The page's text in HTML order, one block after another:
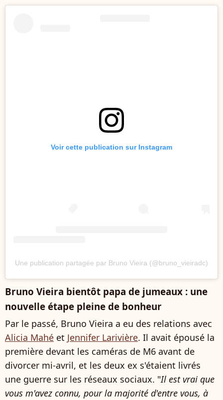
Voir cette publication sur Instagram
Une publication partagée par Bruno Vieira (@bruno_vieiradc)
Bruno Vieira bientôt papa de jumeaux : une
nouvelle étape pleine de bonheur
Par le passé, Bruno Vieira a eu des relations avec
Alicia Mahé et Jennifer Larivière. Il avait épousé la
première devant les caméras de M6 avant de
divorcer mi-avril, et les deux ex s'étaient livrés
une guerre sur les réseaux sociaux. "Il est vrai que
vous m'avez connu, pour la majorité d'entre vous, à